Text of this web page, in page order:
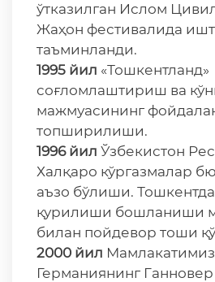
ўтказилган Ислом
Жаҳон фестивалида
таъминланди.
1995 йил «Тошкентланд»
соғломлаштириш ва
мажмуасининг
топширилиши.
1996 йил Ўзбекистон
Халқаро кўргазмалар
аъзо бўлиши.
қурилиши бошланиши
билан пойдевор тоши
2000 йил
Германиянинг